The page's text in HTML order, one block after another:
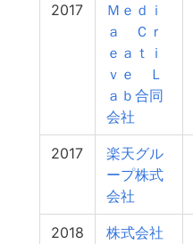
2017
Ｍｅｄｉ
ａ Ｃｒ
ｅａｔｉ
ｖｅ Ｌ
ａｂ合同
会社
2017
楽天グル
ープ株式
会社
2018
株式会社